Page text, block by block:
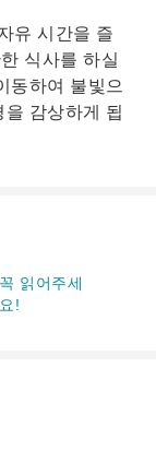
유 시간을 즐
식사를 하실
동하여 불빛으
감상하게 됩
꼭 읽어주세
요!